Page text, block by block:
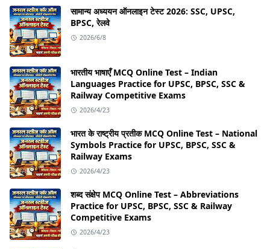
सामान्य अध्ययन ऑनलाइन टेस्ट 2026: SSC, UPSC,
BPSC, रेलवे
2026/6/8
भारतीय भाषाएँ MCQ Online Test – Indian
Languages Practice for UPSC, BPSC, SSC &
Railway Competitive Exams
2026/4/23
भारत के राष्ट्रीय प्रतीक MCQ Online Test – National
Symbols Practice for UPSC, BPSC, SSC &
Railway Exams
2026/4/23
शब्द संक्षेप MCQ Online Test – Abbreviations
Practice for UPSC, BPSC, SSC & Railway
Competitive Exams
2026/4/23